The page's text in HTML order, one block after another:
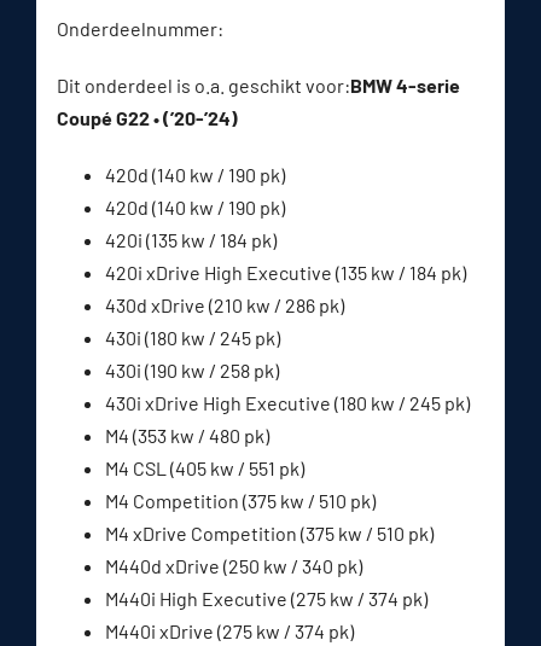
Onderdeelnummer:
Dit onderdeel is o.a. geschikt voor:BMW 4-serie
Coupé G22 • (’20-’24)
420d (140 kw / 190 pk)
420d (140 kw / 190 pk)
420i (135 kw / 184 pk)
420i xDrive High Executive (135 kw / 184 pk)
430d xDrive (210 kw / 286 pk)
430i (180 kw / 245 pk)
430i (190 kw / 258 pk)
430i xDrive High Executive (180 kw / 245 pk)
M4 (353 kw / 480 pk)
M4 CSL (405 kw / 551 pk)
M4 Competition (375 kw / 510 pk)
M4 xDrive Competition (375 kw / 510 pk)
M440d xDrive (250 kw / 340 pk)
M440i High Executive (275 kw / 374 pk)
M440i xDrive (275 kw / 374 pk)